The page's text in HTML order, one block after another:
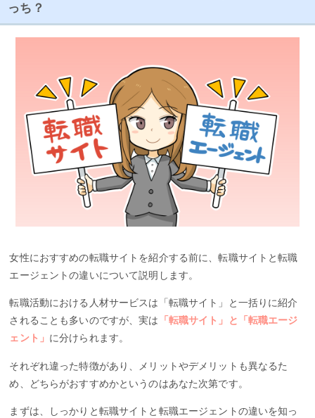
っち？
女性におすすめの転職サイトを紹介する前に、転職サイトと転職
エージェントの違いについて説明します。
転職活動における人材サービスは「転職サイト」と一括りに紹介
されることも多いのですが、実は
「転職サイト」と「転職エージ
ェント」 に分けられます。
それぞれ違った特徴があり、メリットやデメリットも異なるた
め、どちらがおすすめかというのはあなた次第です。
まずは、しっかりと転職サイトと転職エージェントの違いを知っ